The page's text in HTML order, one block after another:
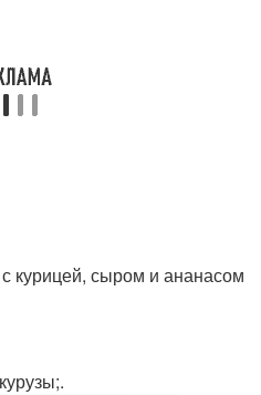
курицей, сыром и ананасом